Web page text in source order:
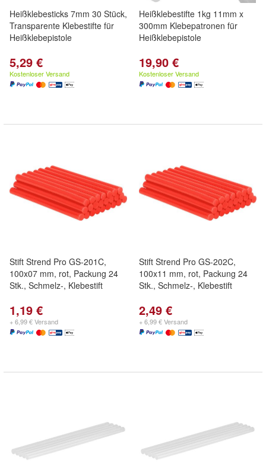
Heißklebesticks 7mm 30 Stück,
Transparente Klebestifte für
Heißklebepistole
5,29 €
Kostenloser Versand
Heißklebestifte 1kg 11mm x
300mm Klebepatronen für
Heißklebepistole
19,90 €
Kostenloser Versand
Stift Strend Pro GS-201C,
100x07 mm, rot, Packung 24
Stk., Schmelz-, Klebestift
1,19 €
+ 6,99 € Versand
Stift Strend Pro GS-202C,
100x11 mm, rot, Packung 24
Stk., Schmelz-, Klebestift
2,49 €
+ 6,99 € Versand